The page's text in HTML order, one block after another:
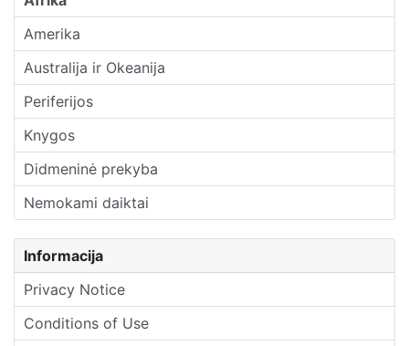
Amerika
Australija ir Okeanija
Periferijos
Knygos
Didmeninė prekyba
Nemokami daiktai
Informacija
Privacy Notice
Conditions of Use